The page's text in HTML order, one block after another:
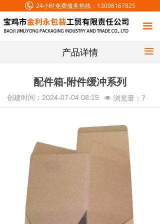
끀
首页
关于我们
设备展示
新闻中心
24小时免费服务热线： 13098167825
产品详情 끀
配件箱-附件缓冲系列
创建时间： 2024-07-04 08:15 넶 浏览量： 7